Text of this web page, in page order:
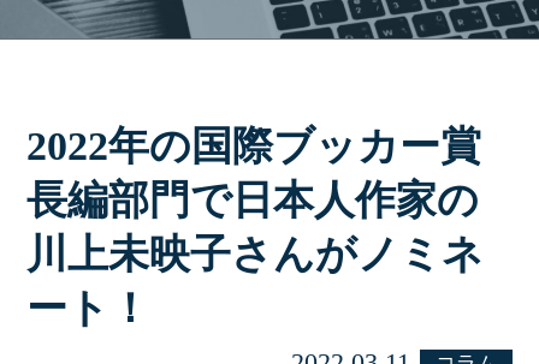
2022年の国際ブッカー賞
長編部門で日本人作家の
川上未映子さんがノミネ
ート！